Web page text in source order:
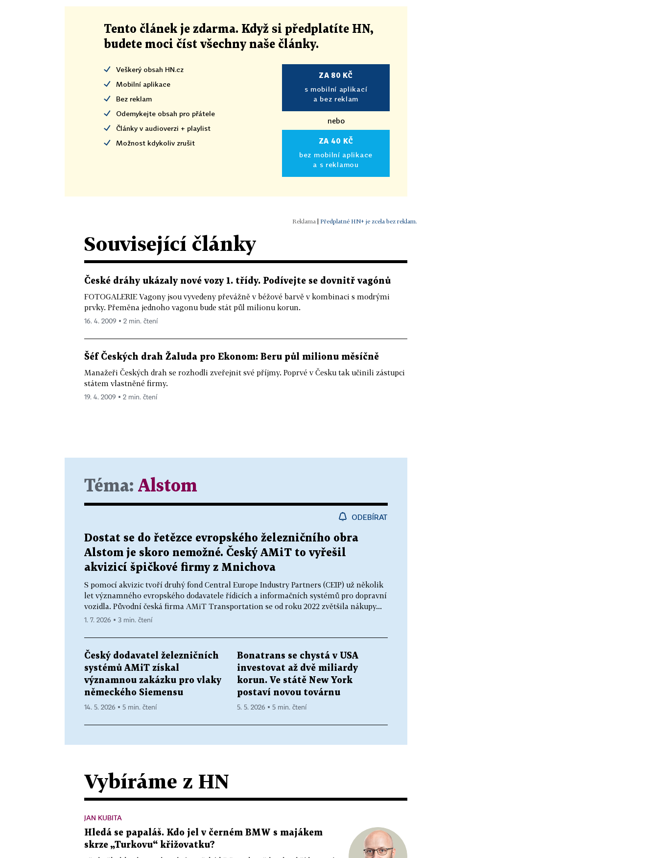
Tento článek je zdarma. Když si předplatíte HN,
budete moci číst všechny naše články.
Veškerý obsah HN.cz
Mobilní aplikace
Bez reklam
Odemykejte obsah pro přátele
Články v audioverzi + playlist
Možnost kdykoliv zrušit
ZA 80 KČ
s mobilní aplikací
a bez reklam
nebo
ZA 40 KČ
bez mobilní aplikace
a s reklamou
Předplatné HN+ je zcela bez reklam.
Související články
České dráhy ukázaly nové vozy 1. třídy. Podívejte se dovnitř vagónů
FOTOGALERIE Vagony jsou vyvedeny převážně v béžové barvě v kombinaci s modrými
prvky. Přeměna jednoho vagonu bude stát půl milionu korun.
16. 4. 2009 ▪ 2 min. čtení
Šéf Českých drah Žaluda pro Ekonom: Beru půl milionu měsíčně
Manažeři Českých drah se rozhodli zveřejnit své příjmy. Poprvé v Česku tak učinili zástupci
státem vlastněné firmy.
19. 4. 2009 ▪ 2 min. čtení
Téma: Alstom
ODEBÍRAT
Dostat se do řetězce evropského železničního obra
Alstom je skoro nemožné. Český AMiT to vyřešil
akvizicí špičkové firmy z Mnichova
S pomocí akvizic tvoří druhý fond Central Europe Industry Partners (CEIP) už několik
let významného evropského dodavatele řídicích a informačních systémů pro dopravní
vozidla. Původní česká firma AMiT Transportation se od roku 2022 zvětšila nákupy...
1. 7. 2026 ▪ 3 min. čtení
Český dodavatel železničních
systémů AMiT získal
významnou zakázku pro vlaky
německého Siemensu
14. 5. 2026 ▪ 5 min. čtení
Bonatrans se chystá v USA
investovat až dvě miliardy
korun. Ve státě New York
postaví novou továrnu
5. 5. 2026 ▪ 5 min. čtení
Vybíráme z HN
JAN KUBITA
Hledá se papaláš. Kdo jel v černém BMW s majákem
skrze „Turkovu“ křižovatku?